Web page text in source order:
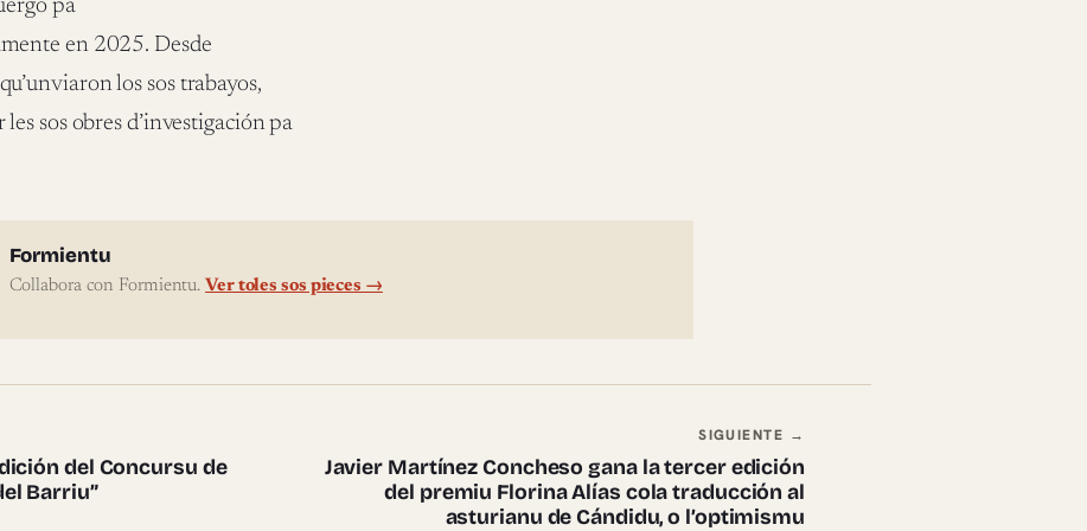
pa
en 2025. Desde
los sos trabayos,
sos obres d’investigación pa
l'autor
Formientu
Collabora con Formientu.Ver toles sos pieces →
pieces
del Concursu de
Barriu”
SIGUIENTE →
Javier Martínez Concheso gana la tercer edición
del premiu Florina Alías cola traducción al
asturianu de Cándidu, o l’optimismu